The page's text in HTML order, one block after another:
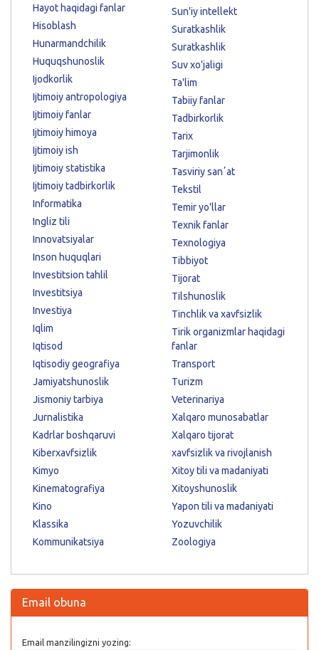
Hayot haqidagi fanlar
Hisoblash
Hunarmandchilik
Huquqshunoslik
Ijodkorlik
Ijtimoiy antropologiya
Ijtimoiy fanlar
Ijtimoiy himoya
Ijtimoiy ish
Ijtimoiy statistika
Ijtimoiy tadbirkorlik
Informatika
Ingliz tili
Innovatsiyalar
Inson huquqlari
Investitsion tahlil
Investitsiya
Investiya
Iqlim
Iqtisod
Iqtisodiy geografiya
Jamiyatshunoslik
Jismoniy tarbiya
Jurnalistika
Kadrlar boshqaruvi
Kiberxavfsizlik
Kimyo
Kinematografiya
Kino
Klassika
Kommunikatsiya
Sun'iy intellekt
Suratkashlik
Suratkashlik
Suv xo'jaligi
Ta'lim
Tabiiy fanlar
Tadbirkorlik
Tarix
Tarjimonlik
Tasviriy sanʼat
Tekstil
Temir yo'llar
Texnik fanlar
Texnologiya
Tibbiyot
Tijorat
Tilshunoslik
Tinchlik va xavfsizlik
Tirik organizmlar haqidagi
fanlar
Transport
Turizm
Veterinariya
Xalqaro munosabatlar
Xalqaro tijorat
xavfsizlik va rivojlanish
Xitoy tili va madaniyati
Xitoyshunoslik
Yapon tili va madaniyati
Yozuvchilik
Zoologiya
Email obuna
Email manzilingizni yozing: